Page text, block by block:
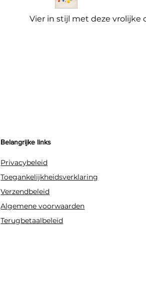
Vier in stijl met deze vrolijke
Belangrijke links
Privacybeleid
Toegankelijkheidsverklaring
Verzendbeleid
Algemene voorwaarden
Terugbetaalbeleid